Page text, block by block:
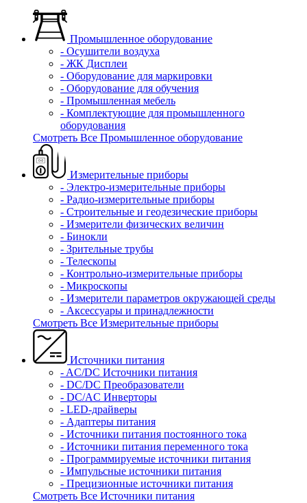
Промышленное оборудование
- Осушители воздуха
- ЖК Дисплеи
- Оборудование для маркировки
- Оборудование для обучения
- Промышленная мебель
- Комплектующие для промышленного
оборудования
Смотреть Все Промышленное оборудование
Измерительные приборы
- Электро-измерительные приборы
- Радио-измерительные приборы
- Строительные и геодезические приборы
- Измерители физических величин
- Бинокли
- Зрительные трубы
- Телескопы
- Контрольно-измерительные приборы
- Микроскопы
- Измерители параметров окружающей среды
- Аксессуары и принадлежности
Смотреть Все Измерительные приборы
Источники питания
- AC/DC Источники питания
- DC/DC Преобразователи
- DC/AC Инверторы
- LED-драйверы
- Адаптеры питания
- Источники питания постоянного тока
- Источники питания переменного тока
- Программируемые источники питания
- Импульсные источники питания
- Прецизионные источники питания
Смотреть Все Источники питания